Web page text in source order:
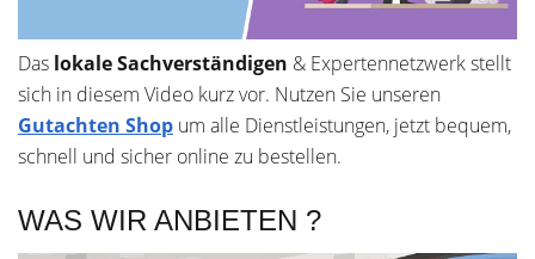
Das lokaleSachverständigen & Expertennetzwerk stellt
sich in diesem Video kurz vor. Nutzen Sie unseren
Gutachten Shop um alle Dienstleistungen, jetzt bequem,
schnell und sicher online zu bestellen.
WAS WIR ANBIETEN ?